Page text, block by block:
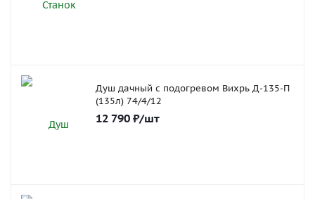
Душ дачный с подогревом Вихрь Д-135-П
(135л) 74/4/12
12 790 ₽/шт